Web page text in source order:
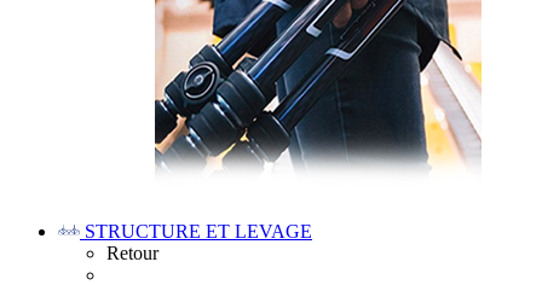
STRUCTURE ET LEVAGE
Retour